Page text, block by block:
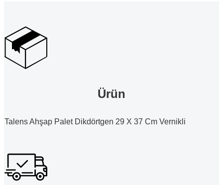
Ürün
Talens Ahşap Palet Dikdörtgen 29 X 37 Cm Vernikli